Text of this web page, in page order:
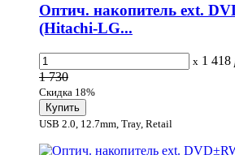
Оптич. накопитель ext.
(Hitachi-LG...
x 1 418
1 730
Скидка 18%
USB 2.0, 12.7mm, Tray, Retail